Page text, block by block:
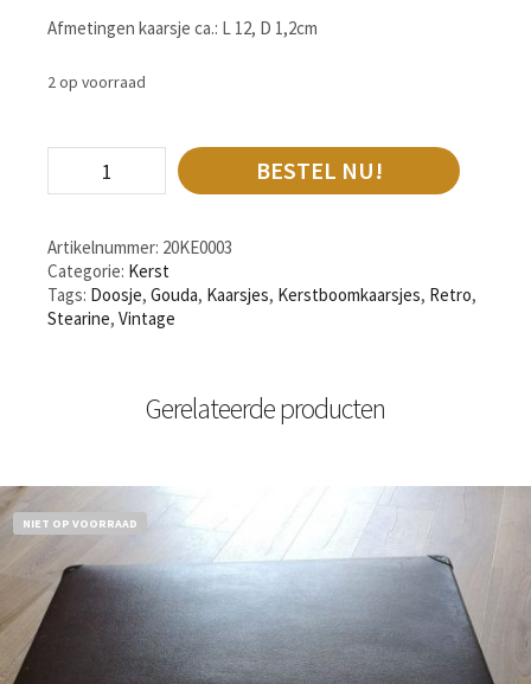
Afmetingen kaarsje ca.: L 12, D 1,2cm
2 op voorraad
BESTEL NU!
Artikelnummer: 20KE0003
Categorie: Kerst
Tags: Doosje, Gouda, Kaarsjes, Kerstboomkaarsjes, Retro,
Stearine, Vintage
Gerelateerde producten
NIET OP VOORRAAD